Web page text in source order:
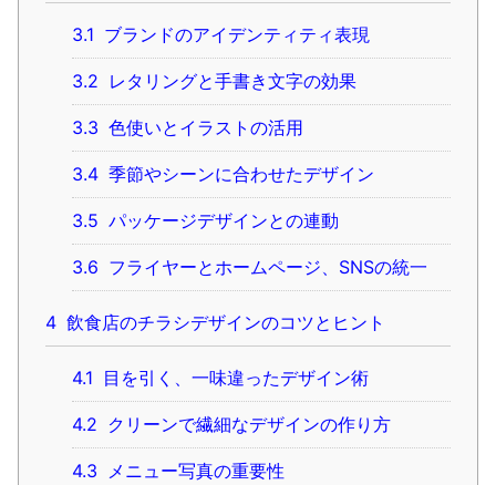
3.1 ブランドのアイデンティティ表現
3.2 レタリングと手書き文字の効果
3.3 色使いとイラストの活用
3.4 季節やシーンに合わせたデザイン
3.5 パッケージデザインとの連動
3.6 フライヤーとホームページ、SNSの統一
4 飲食店のチラシデザインのコツとヒント
4.1 目を引く、一味違ったデザイン術
4.2 クリーンで繊細なデザインの作り方
4.3 メニュー写真の重要性